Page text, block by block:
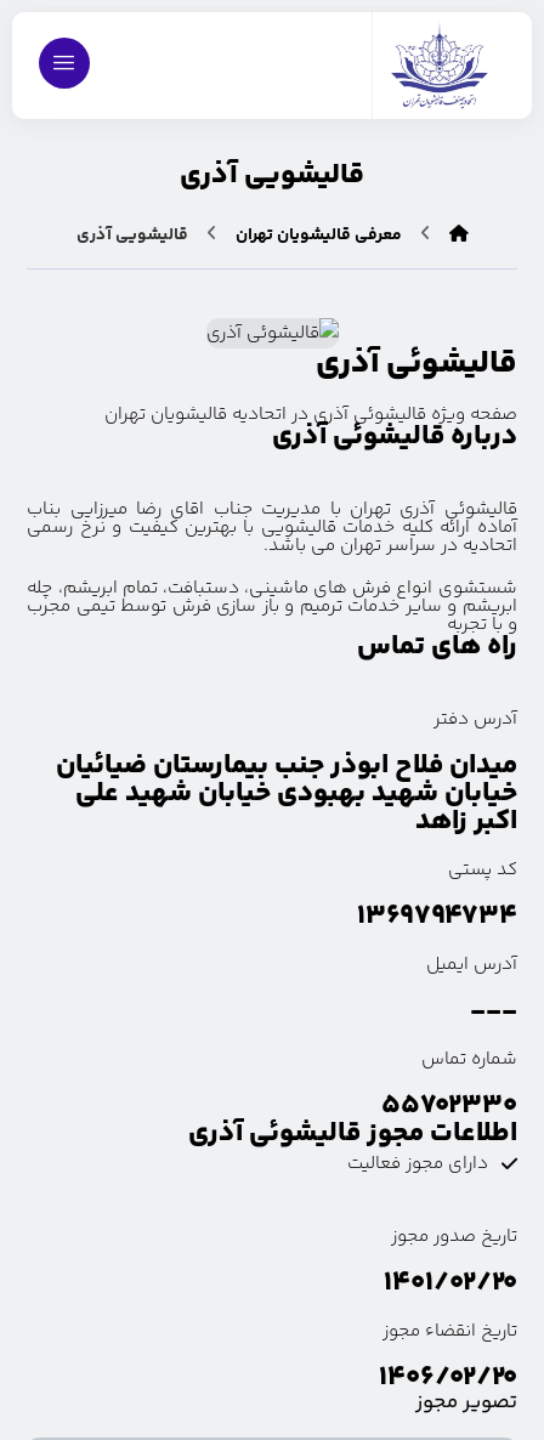
قالیشویی آذری
معرفی قالیشویان تهران قالیشویی آذری
قالیشوئی آذری
صفحه ویژه قالیشوئی آذری در اتحادیه قالیشویان تهران
درباره قالیشوئی آذری
قالیشوئی آذری تهران با مدیریت جناب اقای رضا میرزایی بناب
آماده ارائه کلیه خدمات قالیشویی با بهترین کیفیت و نرخ رسمی
اتحادیه در سراسر تهران می باشد.
شستشوی انواع فرش های ماشینی، دستبافت، تمام ابریشم، چله
ابریشم و سایر خدمات ترمیم و باز سازی فرش توسط تیمی مجرب
و با تجربه
راه های تماس
آدرس دفتر
میدان فلاح ابوذر جنب بیمارستان ضیائیان
خیابان شهید بهبودی خیابان شهید علی
اکبر زاهد
کد پستی
۱۳۶۹۷۹۴۷۳۴
آدرس ایمیل
---
شماره تماس
۵۵۷۰۲۳۳۰
اطلاعات مجوز قالیشوئی آذری
دارای مجوز فعالیت
تاریخ صدور مجوز
۱۴۰۱/۰۲/۲۰
تاریخ انقضاء مجوز
۱۴۰۶/۰۲/۲۰
تصویر مجوز